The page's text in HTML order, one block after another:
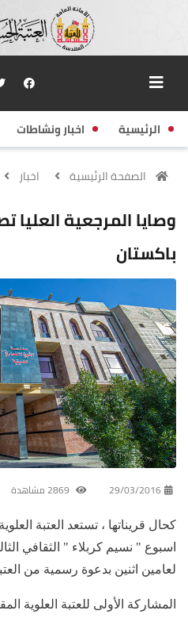
الرئيسية اخبار ونشاطات
الصفحة الرئيسية اخبار
وصايا المرجعية
باكستان
29/03/2016
كحال قريناتها ، تستعد العتبة
اسبوع " نسيم كربلاء " الثقافي
لعامين اثنين بدعوة رسمية من
المشاركة الأولى للعتبة العلوية